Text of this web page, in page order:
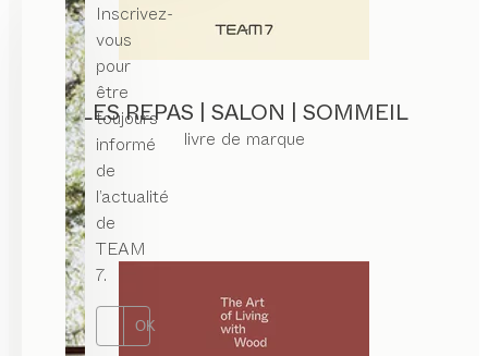
Inscrivez-
vous
pour
être
toujours
informé
de
l’actualité
de
TEAM
7.
OK
LES REPAS | SALON | SOMMEIL
livre de marque